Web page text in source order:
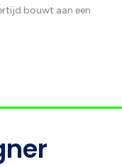
bouwt aan een